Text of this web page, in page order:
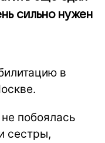
сильно нужен
в
побоялась
сестры,